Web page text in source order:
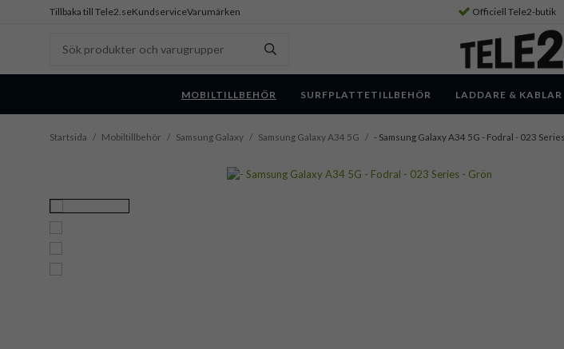
Tillbaka till Tele2.seKundserviceVarumärken Officiell Tele2-butik
MOBILTILLBEHÖR SURFPLATTETILLBEHÖR LADDARE & KABLAR
Startsida / Mobiltillbehör / Samsung Galaxy / Samsung Galaxy A34 5G / - Samsung Galaxy A34 5G - Fodral - 023